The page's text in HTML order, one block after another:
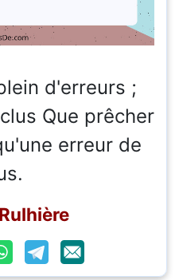
d'erreurs ;
Que prêcher
erreur de